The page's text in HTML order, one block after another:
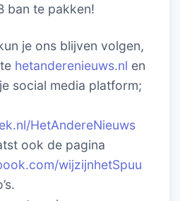
ban te pakken!
je ons blijven volgen,
hetanderenieuws.nl en
social media platform;
HetAndereNieuws
ook de pagina
wijzijnhetSpuu